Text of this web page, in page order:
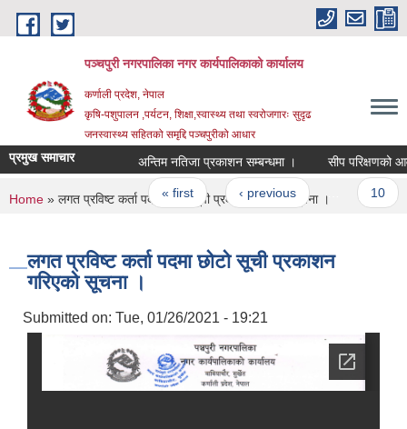
Skip to main content
पञ्चपुरी नगरपालिका नगर कार्यपालिकाको कार्यालय
कर्णाली प्रदेश, नेपाल
कृषि-पशुपालन ,पर्यटन, शिक्षा,स्वास्थ्य तथा स्वरोजगारः सुदृढ
जनस्वास्थ्य सहितको समृद्दि पञ्चपुरीको आधार
प्रमुख समाचार अन्तिम नतिजा प्रकाशन सम्बन्धमा ।
Pages
« first ‹ previous …
You are here
Home » लगत प्रविष्ट कर्ता पदमा छोटो सूची प्रकाशन गरिएको सूचना ।
लगत प्रविष्ट कर्ता पदमा छोटो सूची प्रकाशन
गरिएको सूचना ।
Submitted on: Tue, 01/26/2021 - 19:21